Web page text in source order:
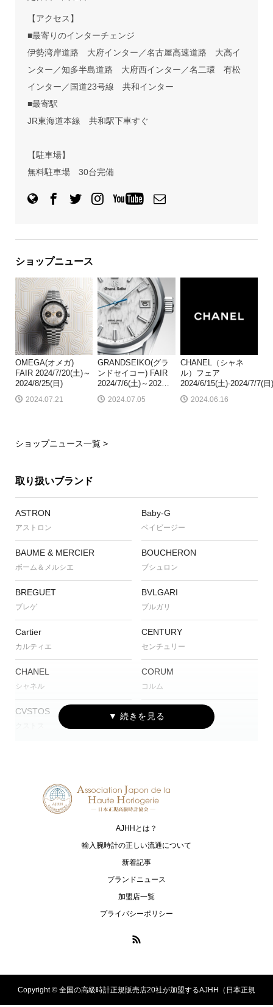
【アクセス】
■最寄りのインターチェンジ
伊勢湾岸道路 大府インター／名古屋高速道路 大高イ
ンター／知多半島道路 大府西インター／名二環 有松
インター／国道23号線 共和インター
■最寄駅
JR東海道本線 共和駅下車すぐ
【駐車場】
無料駐車場 30台完備
ショップニュース
OMEGA(オメガ)
FAIR 2024/7/20(土)～
2024/8/25(日)
2024.07.21
GRANDSEIKO(グラ
ンドセイコー) FAIR
2024/7/6(土)～202…
2024.07.05
CHANEL（シャネ
ル）フェア
2024/6/15(土)-2024/7/7(日)
2024.06.16
ショップニュース一覧 >
取り扱いブランド
ASTRON
アストロン
Baby-G
ベイビージー
BAUME & MERCIER
ボーム＆メルシエ
BOUCHERON
ブシュロン
BREGUET
ブレゲ
BVLGARI
ブルガリ
Cartier
カルティエ
CENTURY
センチュリー
CHANEL
シャネル
CORUM
コルム
CVSTOS EDOX
G-SHOCK
ジーショック
HARRY WINSTON
ハリー・ウィンストン
I.T.A.
アイ･ティー･エー
アイ・ダブリュー・シー シャフハ
ローリーロドキン
エムアールジー エムティージー
AJHHとは？
輸入腕時計の正しい流通について
新着記事
ブランドニュース
加盟店一覧
プライバシーポリシー
Copyright © 全国の高級時計正規販売店20社が加盟するAJHH（日本正規